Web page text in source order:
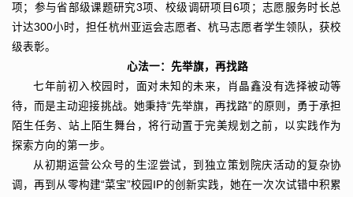
项；参与省部级课题研究3项、校级调研项目6项；志愿服务时长总
计达300小时，担任杭州亚运会志愿者、杭马志愿者学生领队，获校
级表彰。
心法一：先举旗，再找路
七年前初入校园时，面对未知的未来，肖晶鑫没有选择被动等
待，而是主动迎接挑战。她秉持“先举旗，再找路”的原则，勇于承担
陌生任务、站上陌生舞台，将行动置于完美规划之前，以实践作为
探索方向的第一步。
从初期运营公众号的生涩尝试，到独立策划院庆活动的复杂协
调，再到从零构建“菜宝”校园IP的创新实践，她在一次次试错中积累